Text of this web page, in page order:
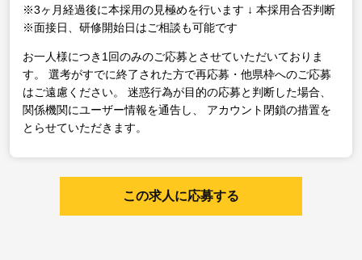
※3ヶ月経過後に本採用の見極めを行います ↓ 本採用合否判断
※面接日、研修開始日はご相談も可能です
お一人様につき1回のみのご応募とさせていただいておりま
す。
選考がすでに終了された方で再応募・他県枠へのご応募
はご遠慮ください。
迷惑行為が目的の応募と判断した場合、
関係機関にユーザー情報を通告し、
アカウント閉鎖の措置を
とらせていただきます。
この求人に応募する